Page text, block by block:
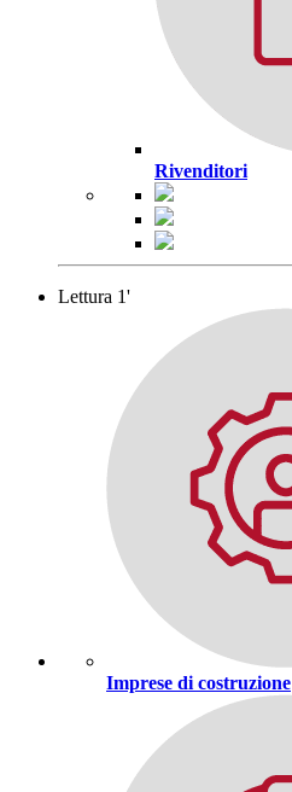
Rivenditori
Lettura 1'
Imprese di costruzione